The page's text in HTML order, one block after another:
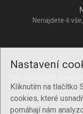
Nastavení
Kliknutím na tlačítko
cookies, které
pomáhají nám
Nenajdete-li